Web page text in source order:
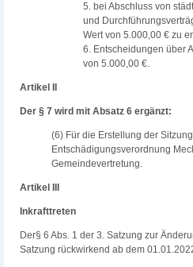
5. bei Abschluss von
und
Wert von 5.000,00 € zu
6. Entscheidungen über
von 5.000,00 €.
Artikel II
Der § 7 wird mit Absatz 6 ergänzt:
(6) Für die Erstellung der
Entschädigungsverordnung
Gemeindevertretung.
Artikel III
Inkrafttreten
Der§ 6 Abs. 1 der 3. Satzung zur
Satzung rückwirkend ab dem